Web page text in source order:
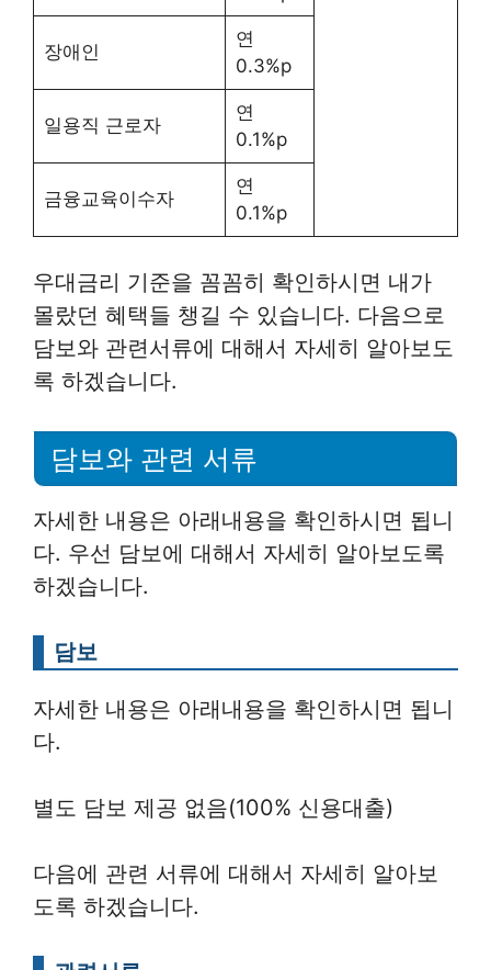
장애인
연
0.3%p
일용직 근로자
연
0.1%p
금융교육이수자
연
0.1%p
우대금리 기준을 꼼꼼히 확인하시면 내가
몰랐던 혜택들 챙길 수 있습니다. 다음으로
담보와 관련서류에 대해서 자세히 알아보도
록 하겠습니다.
담보와 관련 서류
자세한 내용은 아래내용을 확인하시면 됩니
다. 우선 담보에 대해서 자세히 알아보도록
하겠습니다.
담보
자세한 내용은 아래내용을 확인하시면 됩니
다.
별도 담보 제공 없음(100% 신용대출)
다음에 관련 서류에 대해서 자세히 알아보
도록 하겠습니다.